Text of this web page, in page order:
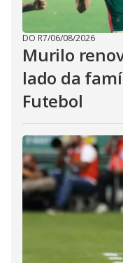
DO R7/06/08/2026
Murilo
lado da
Futebol